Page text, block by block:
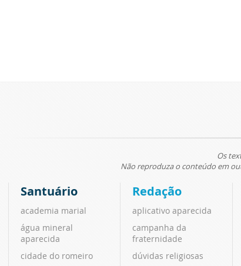
Os
Não reproduza o conteúdo em
Santuário
academia marial
água mineral
aparecida
cidade do romeiro
Redação
aplicativo aparecida
campanha da
fraternidade
dúvidas religiosas